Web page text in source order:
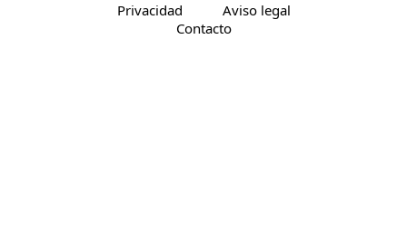
Privacidad
Aviso legal
Contacto